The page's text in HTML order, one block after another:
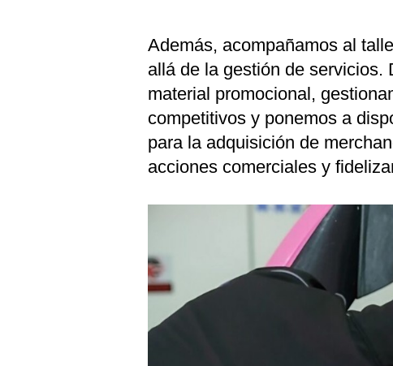
Además, acompañamos al
allá de la gestión de servicios.
material promocional,
competitivos y ponemos a
para la adquisición de
acciones comerciales y